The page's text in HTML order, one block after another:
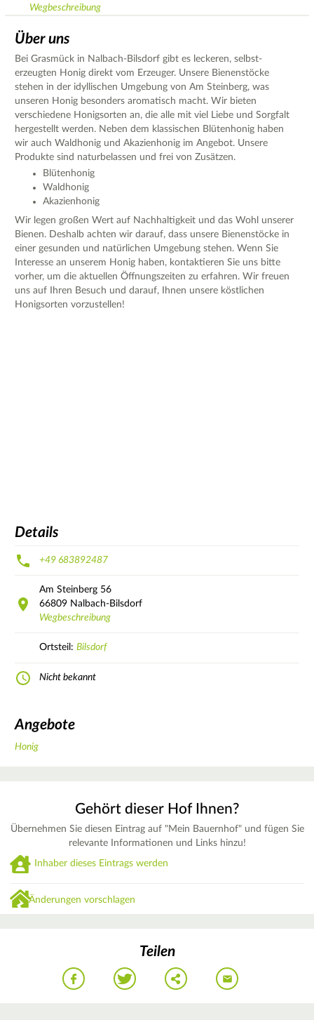
Wegbeschreibung
Über uns
Bei Grasmück in Nalbach-Bilsdorf gibt es leckeren, selbst-
erzeugten Honig direkt vom Erzeuger. Unsere Bienenstöcke
stehen in der idyllischen Umgebung von Am Steinberg, was
unseren Honig besonders aromatisch macht. Wir bieten
verschiedene Honigsorten an, die alle mit viel Liebe und Sorgfalt
hergestellt werden. Neben dem klassischen Blütenhonig haben
wir auch Waldhonig und Akazienhonig im Angebot. Unsere
Produkte sind naturbelassen und frei von Zusätzen.
Blütenhonig
Waldhonig
Akazienhonig
Wir legen großen Wert auf Nachhaltigkeit und das Wohl unserer
Bienen. Deshalb achten wir darauf, dass unsere Bienenstöcke in
einer gesunden und natürlichen Umgebung stehen. Wenn Sie
Interesse an unserem Honig haben, kontaktieren Sie uns bitte
vorher, um die aktuellen Öffnungszeiten zu erfahren. Wir freuen
uns auf Ihren Besuch und darauf, Ihnen unsere köstlichen
Honigsorten vorzustellen!
Details
+49 683892487
Am Steinberg 56
66809 Nalbach-Bilsdorf
Wegbeschreibung
Ortsteil: Bilsdorf
Nicht bekannt
Angebote
Honig
Gehört dieser Hof Ihnen?
Übernehmen Sie diesen Eintrag auf "Mein Bauernhof" und fügen Sie
relevante Informationen und Links hinzu!
Inhaber dieses Eintrags werden
Änderungen vorschlagen
Teilen